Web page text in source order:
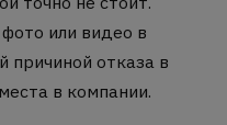
или видео в
причиной отказа в
в компании.